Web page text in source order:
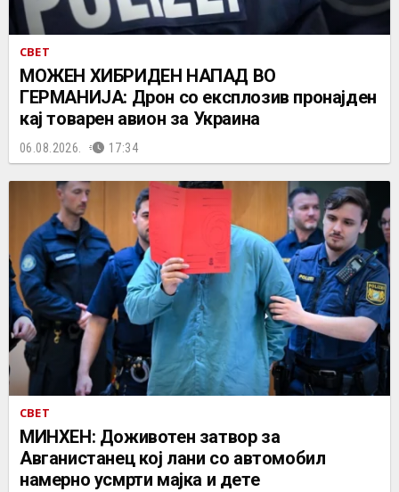
СВЕТ
МОЖЕН ХИБРИДЕН НАПАД ВО
ГЕРМАНИЈА: Дрон со експлозив пронајден
кај товарен авион за Украина
06.08.2026. 17:34
СВЕТ
МИНХЕН: Доживотен затвор за
Авганистанец кој лани со автомобил
намерно усмрти мајка и дете